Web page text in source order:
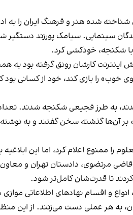
شناخته شده هنر و فرهنگ ایران را به
سینمایی. سیامک پورزند
با شکنجه، خودکشی کرد.
گسترش اینترنت کارشان رونق گرفته
را بازی کند، خود از کسانی بود
به طرز فجیعی شکنجه شدند.
آن‌ها گذشته سخن گفتند و به نوشته
ممنوع اعلام کرد، اما این ابلاغیه
مرتضوی، دادستان تهران و
تا قدرت‌شان کامل‌تر شود.
و اقسام نهادهای اطلاعاتی
به هر عملی دست می‌زنند. از این